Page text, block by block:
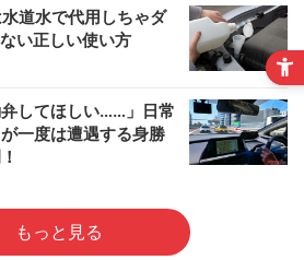
道水で代用しちゃダ
い正しい使い方
弁してほしい……」日常
一度は遭遇する身勝
もっと見る